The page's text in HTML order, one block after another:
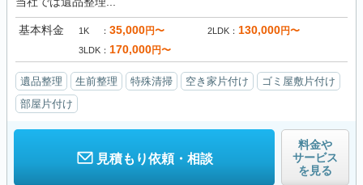
基本料金 1K 35,000円〜 2LDK 130,000円〜
3LDK 170,000円〜
遺品整理 生前整理 特殊清掃 空き家片付け
ゴミ屋敷片付け
部屋片付け
見積もり依頼・相談
料金や
サービス
を見る